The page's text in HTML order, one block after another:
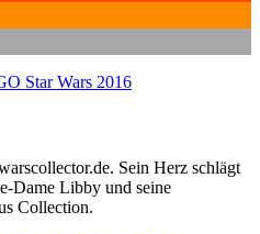
Star Wars 2016
Sein Herz schlägt
Dame Libby und seine
Collection.